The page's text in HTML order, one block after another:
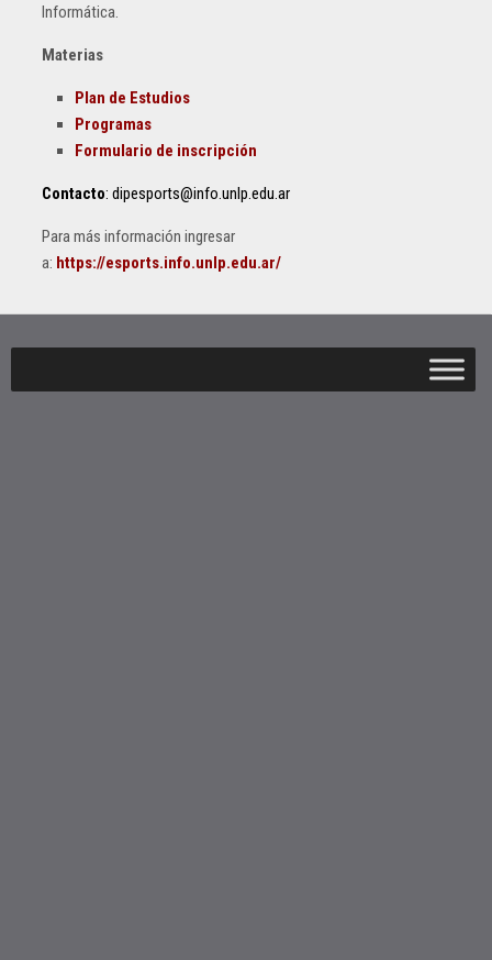
Informática.
Materias
Plan de Estudios
Programas
Formulario de inscripción
Contacto: dipesports@info.unlp.edu.ar
Para más información ingresar
a: https://esports.info.unlp.edu.ar/